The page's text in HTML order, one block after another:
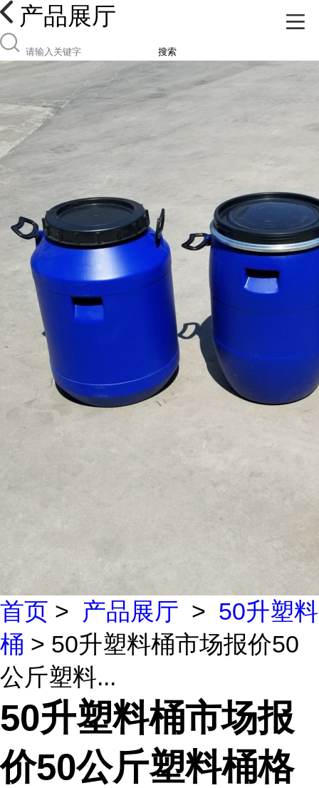
产品展厅
搜索
首页 > 产品展厅 > 50升塑料
桶 > 50升塑料桶市场报价50
公斤塑料...
50升塑料桶市场报
价50公斤塑料桶格